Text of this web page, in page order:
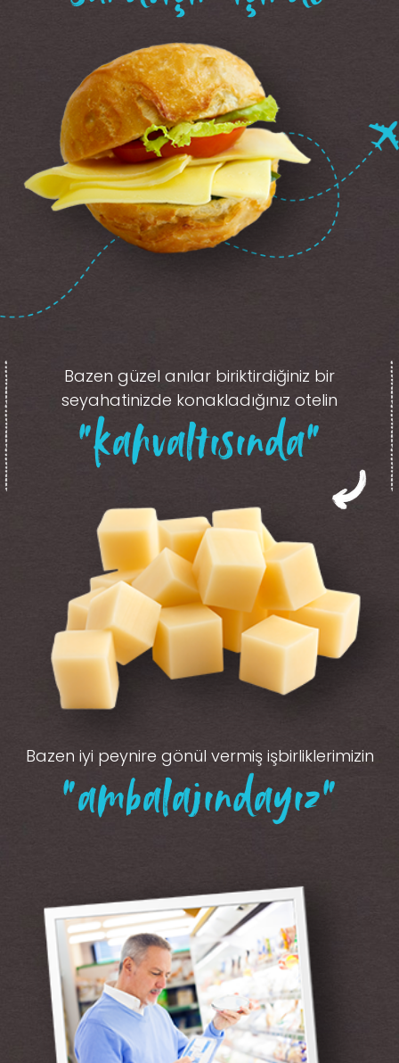
Bazen güzel anılar biriktirdiğiniz bir
seyahatinizde konakladığınız otelin
“kahvaltısında”
Bazen iyi peynire gönül vermiş işbirliklerimizin
“ambalajındayız”